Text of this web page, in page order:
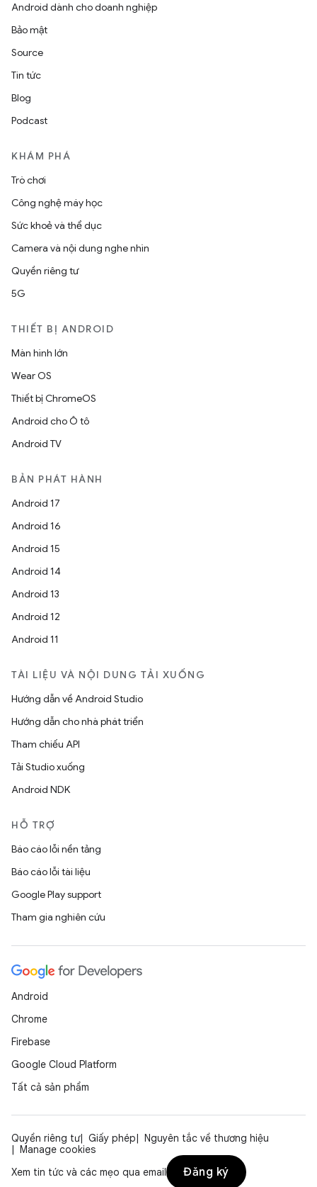
Android dành cho doanh nghiệp
Bảo mật
Source
Tin tức
Blog
Podcast
KHÁM PHÁ
Trò chơi
Công nghệ máy học
Sức khoẻ và thể dục
Camera và nội dung nghe nhìn
Quyền riêng tư
5G
THIẾT BỊ ANDROID
Màn hình lớn
Wear OS
Thiết bị ChromeOS
Android cho Ô tô
Android TV
BẢN PHÁT HÀNH
Android 17
Android 16
Android 15
Android 14
Android 13
Android 12
Android 11
TÀI LIỆU VÀ NỘI DUNG TẢI XUỐNG
Hướng dẫn về Android Studio
Hướng dẫn cho nhà phát triển
Tham chiếu API
Tải Studio xuống
Android NDK
HỖ TRỢ
Báo cáo lỗi nền tảng
Báo cáo lỗi tài liệu
Google Play support
Tham gia nghiên cứu
Android
Chrome
Firebase
Google Cloud Platform
Tất cả sản phẩm
Quyền riêng tư Giấy phép
Nguyên tắc về thương hiệu
Manage cookies
Xem tin tức và các mẹo qua email
Đăng ký